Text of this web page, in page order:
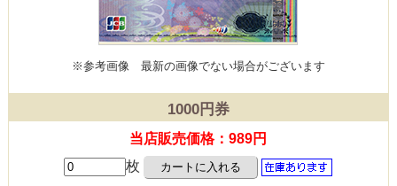
※参考画像 最新の画像でない場合がございます
1000円券
当店販売価格：989円
枚